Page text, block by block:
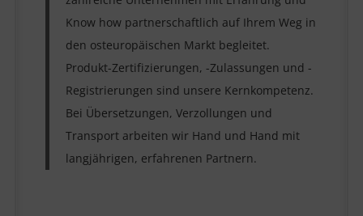
Know how partnerschaftlich auf Ihrem Weg in
den osteuropäischen Markt begleitet.
Produkt-Zertifizierungen, -Zulassungen und -
Registrierungen sind unsere Kernkompetenz.
Bei Übersetzungen, Verzollungen und
Transport arbeiten wir Hand und Hand mit
langjährigen, erfahrenen Partnern.